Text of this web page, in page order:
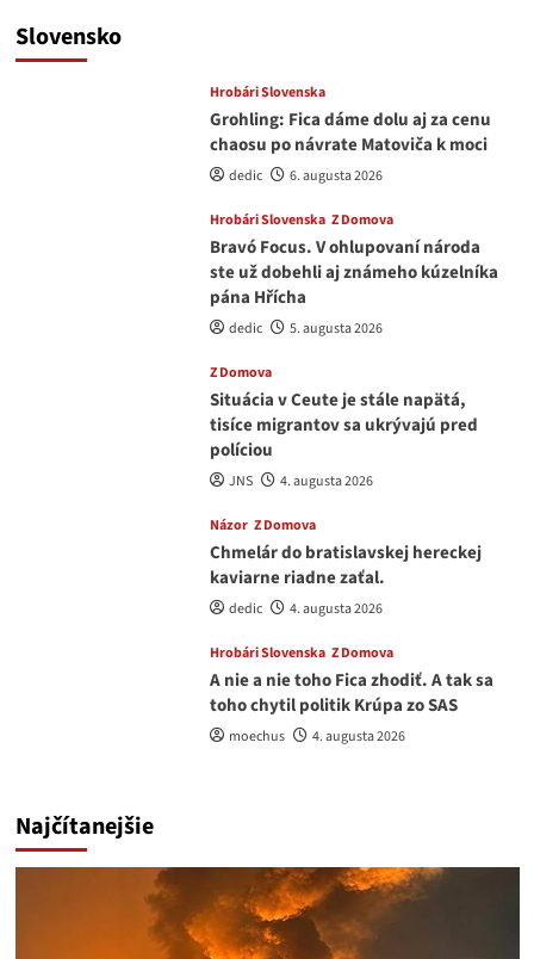
Slovensko
Hrobári Slovenska
Grohling: Fica dáme dolu aj za cenu
chaosu po návrate Matoviča k moci
dedic 6. augusta 2026
Hrobári Slovenska Z Domova
Bravó Focus. V ohlupovaní národa
ste už dobehli aj známeho kúzelníka
pána Hřícha
dedic 5. augusta 2026
Z Domova
Situácia v Ceute je stále napätá,
tisíce migrantov sa ukrývajú pred
políciou
JNS 4. augusta 2026
Názor Z Domova
Chmelár do bratislavskej hereckej
kaviarne riadne zaťal.
dedic 4. augusta 2026
Hrobári Slovenska Z Domova
A nie a nie toho Fica zhodiť. A tak sa
toho chytil politik Krúpa zo SAS
moechus 4. augusta 2026
Najčítanejšie